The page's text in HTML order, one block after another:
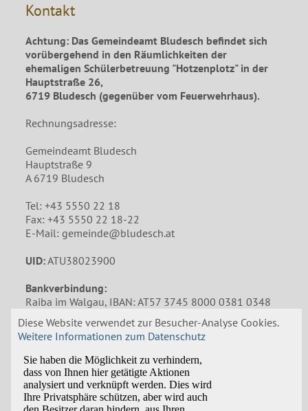
Diese Website verwendet zur Besucher-Analyse Cookies.
Weitere Informationen zum Datenschutz
Kontakt
Achtung: Das Gemeindeamt Bludesch befindet sich
vorübergehend in den Räumlichkeiten der
ehemaligen Schülerbetreuung "Hotzenplotz" in der
Hauptstraße 26,
6719 Bludesch (gegenüber vom Feuerwehrhaus).
Rechnungsadresse:
Gemeindeamt Bludesch
Hauptstraße 9
A 6719 Bludesch
Tel: +43 5550 22 18
Fax: +43 5550 22 18-22
E-Mail: gemeinde@bludesch.at
UID:ATU38023900
Bankverbindung:
Raiba im Walgau, IBAN: AT57 3745 8000 0381 0348
Impressum
Datenschutzerklärung
Amtssignatur
Öffnungszeiten Gemeindeamt